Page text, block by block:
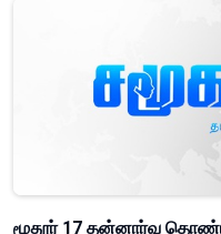
மூதூர் 17 தன்னார்வ